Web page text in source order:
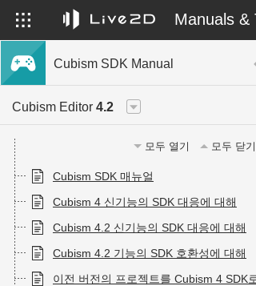
Manuals &
Cubism SDK Manual
Cubism Editor 4.2
모두 열기 모두 닫기
Cubism SDK 매뉴얼
Cubism 4 신기능의 SDK 대응에 대해
Cubism 4.2 신기능의 SDK 대응에 대해
Cubism 4.2 기능의 SDK 호환성에 대해
이전 버전의 프로젝트를 Cubism 4 SDK